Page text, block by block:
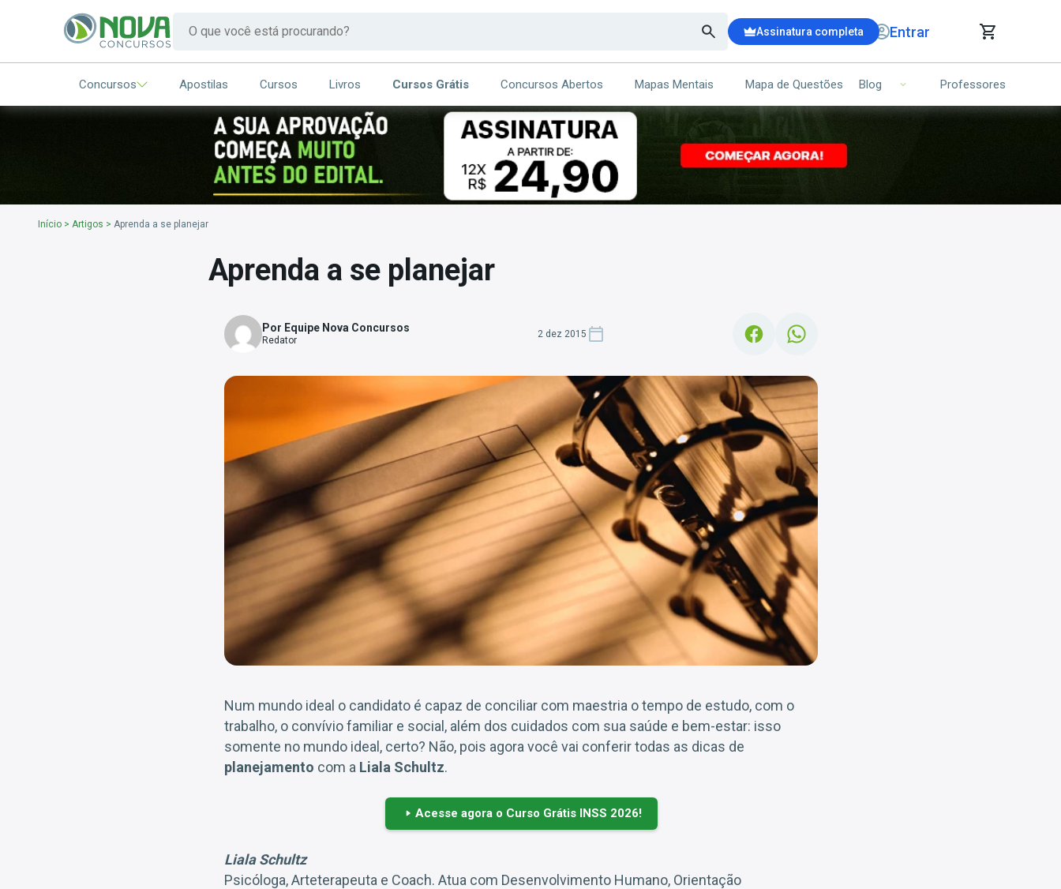
Assinatura completa Entrar
CARRINHO DE COMPRAS
ITENS (00)
Seu carrinho ainda está vazio.
Concursos Apostilas Cursos Livros Cursos Grátis Concursos Abertos Mapas Mentais Mapa de Questões Blog Professores
Início > Artigos > Aprenda a se planejar
Aprenda a se planejar
Por Equipe Nova Concursos
Redator
2 dez 2015
Num mundo ideal o candidato é capaz de conciliar com maestria o tempo de estudo, com o
trabalho, o convívio familiar e social, além dos cuidados com sua saúde e bem-estar: isso
somente no mundo ideal, certo? Não, pois agora você vai conferir todas as dicas de
planejamento com a Liala Schultz.
Acesse agora o Curso Grátis INSS 2026!
Liala Schultz
Psicóloga, Arteterapeuta e Coach. Atua com Desenvolvimento Humano, Orientação